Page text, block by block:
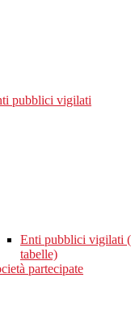
pubblici vigilati
Enti pubblici vigilati
tabelle)
partecipate